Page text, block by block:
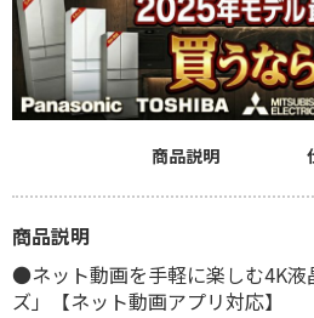
商品説明
商品説明
●ネット動画を手軽に楽しむ4K液
ズ」【ネット動画アプリ対応】